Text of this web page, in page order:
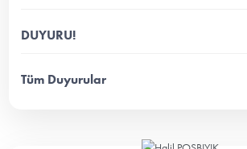
DUYURU!
Tüm Duyurular